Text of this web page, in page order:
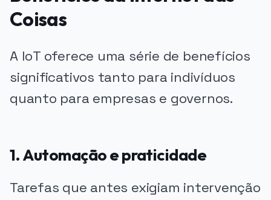
Coisas
A IoT oferece uma série de benefícios
significativos tanto para indivíduos
quanto para empresas e governos.
1. Automação e praticidade
Tarefas que antes exigiam intervenção